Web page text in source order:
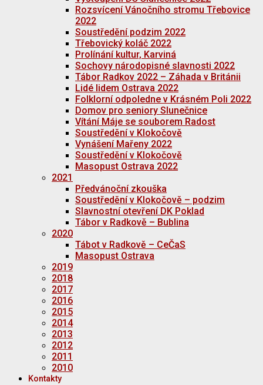
Rozsvícení Vánočního stromu Třebovice
2022
Soustředění podzim 2022
Třebovický koláč 2022
Prolínání kultur, Karviná
Sochovy národopisné slavnosti 2022
Tábor Radkov 2022 – Záhada v Británii
Lidé lidem Ostrava 2022
Folklorní odpoledne v Krásném Poli 2022
Domov pro seniory Slunečnice
Vítání Máje se souborem Radost
Soustředění v Klokočově
Vynášení Mařeny 2022
Soustředění v Klokočově
Masopust Ostrava 2022
2021
Předvánoční zkouška
Soustředění v Klokočově – podzim
Slavnostní otevření DK Poklad
Tábor v Radkově – Bublina
2020
Tábot v Radkově – CeČaS
Masopust Ostrava
2019
2018
2017
2016
2015
2014
2013
2012
2011
2010
Kontakty